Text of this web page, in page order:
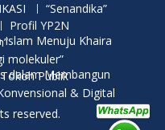
“Senandika”
Profil YP2N
molekuler”
Branding Tokoh Publik
& Digital
reserved.